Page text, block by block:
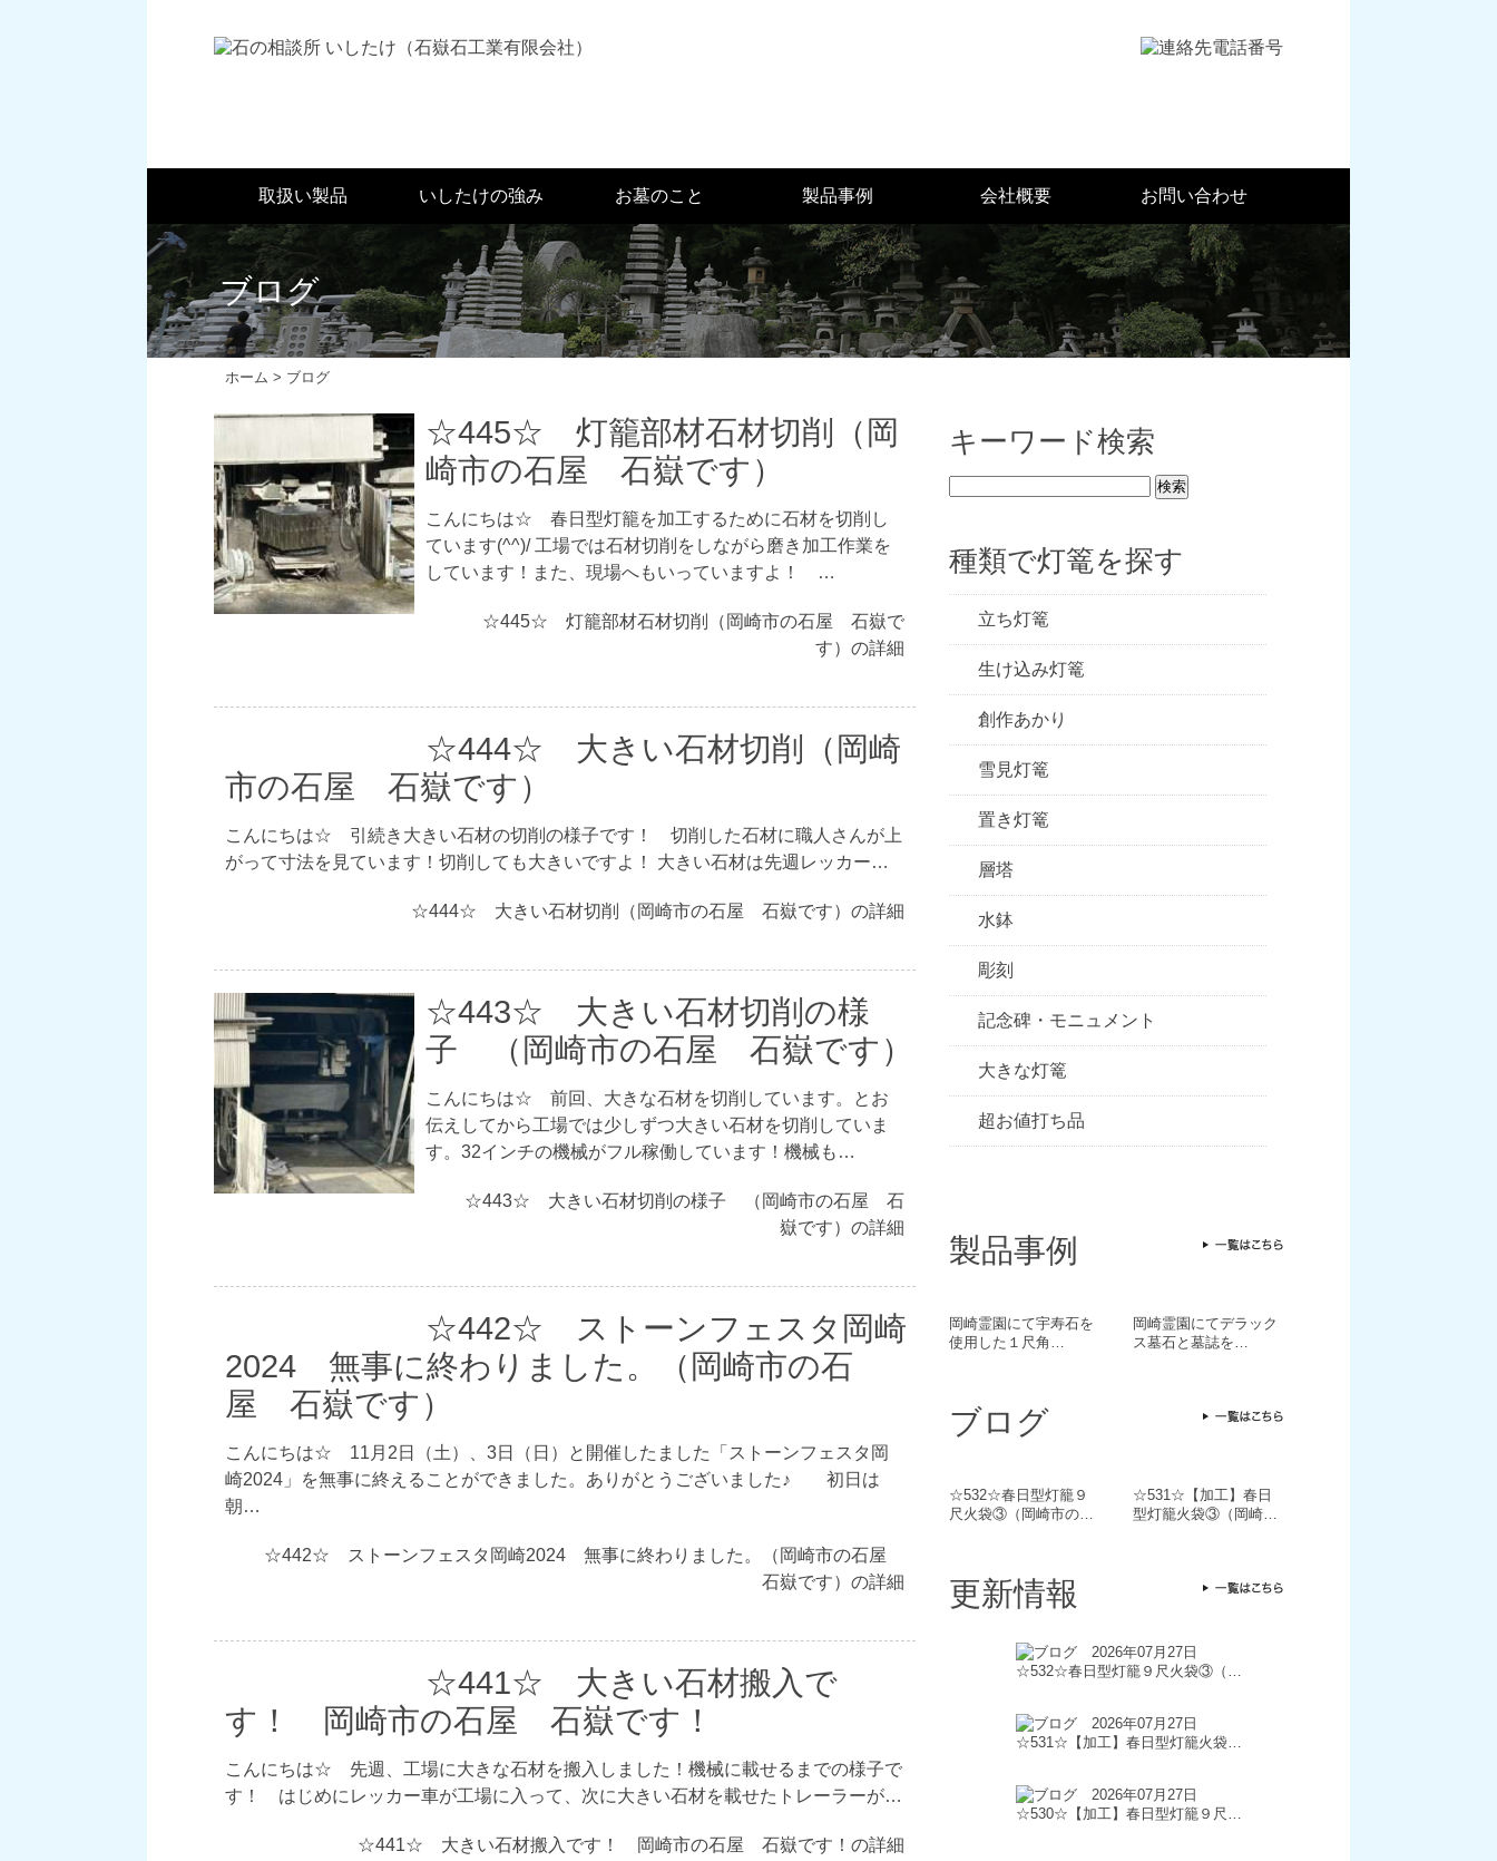
取扱い製品 いしたけの強み お墓のこと 製品事例 会社概要 お問い合わせ
ブログ
ホーム > ブログ
☆445☆ 灯籠部材石材切削（岡
崎市の石屋 石嶽です）
こんにちは☆ 春日型灯籠を加工するために石材を切削し
ています(^^)/ 工場では石材切削をしながら磨き加工作業を
しています！また、現場へもいっていますよ！ …
☆445☆ 灯籠部材石材切削（岡崎市の石屋 石嶽で
す）の詳細
☆444☆ 大きい石材切削（岡崎
市の石屋 石嶽です）
こんにちは☆ 引続き大きい石材の切削の様子です！ 切削した石材に職人さんが上
がって寸法を見ています！切削しても大きいですよ！ 大きい石材は先週レッカー…
☆444☆ 大きい石材切削（岡崎市の石屋 石嶽です）の詳細
☆443☆ 大きい石材切削の様
子 （岡崎市の石屋 石嶽です）
こんにちは☆ 前回、大きな石材を切削しています。とお
伝えしてから工場では少しずつ大きい石材を切削していま
す。32インチの機械がフル稼働しています！機械も…
☆443☆ 大きい石材切削の様子 （岡崎市の石屋 石
嶽です）の詳細
☆442☆ ストーンフェスタ岡崎
2024 無事に終わりました。（岡崎市の石
屋 石嶽です）
こんにちは☆ 11月2日（土）、3日（日）と開催したました「ストーンフェスタ岡
崎2024」を無事に終えることができました。ありがとうございました♪ 初日は
朝…
☆442☆ ストーンフェスタ岡崎2024 無事に終わりました。（岡崎市の石屋
石嶽です）の詳細
☆441☆ 大きい石材搬入で
す！ 岡崎市の石屋 石嶽です！
こんにちは☆ 先週、工場に大きな石材を搬入しました！機械に載せるまでの様子で
す！ はじめにレッカー車が工場に入って、次に大きい石材を載せたトレーラーが…
☆441☆ 大きい石材搬入です！ 岡崎市の石屋 石嶽です！の詳細
キーワード検索
種類で灯篭を探す
立ち灯篭
生け込み灯篭
創作あかり
雪見灯篭
置き灯篭
層塔
水鉢
彫刻
記念碑・モニュメント
大きな灯篭
超お値打ち品
製品事例
岡崎霊園にて宇寿石を
使用した１尺角…
岡崎霊園にてデラック
ス墓石と墓誌を…
ブログ
☆532☆春日型灯籠９
尺火袋③（岡崎市の…
☆531☆【加工】春日
型灯籠火袋③（岡崎…
更新情報
2026年07月27日
☆532☆春日型灯籠９尺火袋③（…
2026年07月27日
☆531☆【加工】春日型灯籠火袋…
2026年07月27日
☆530☆【加工】春日型灯籠９尺…